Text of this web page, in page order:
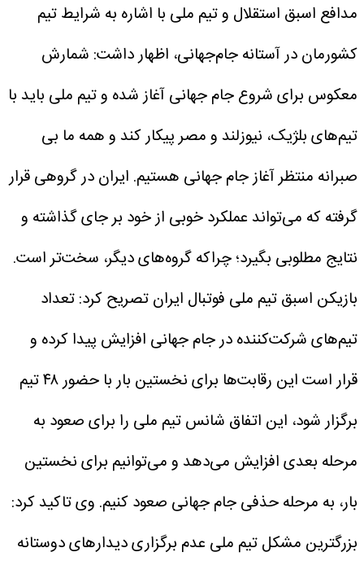
مدافع اسبق استقلال و تیم ملی با اشاره به شرایط تیم
کشورمان در آستانه جام‌جهانی، اظهار داشت: شمارش
معکوس برای شروع جام جهانی آغاز شده و تیم ملی باید با
تیم‌های بلژیک، نیوزلند و مصر پیکار کند و همه ما بی
صبرانه منتظر آغاز جام جهانی هستیم. ایران در گروهی قرار
گرفته که می‌تواند عملکرد خوبی از خود بر جای گذاشته و
نتایج مطلوبی بگیرد؛ چراکه گروه‌های دیگر، سخت‌تر است.
بازیکن اسبق تیم ملی فوتبال ایران تصریح کرد: تعداد
تیم‌های شرکت‌کننده در جام جهانی افزایش پیدا کرده و
قرار است این رقابت‌ها برای نخستین بار با حضور ۴۸ تیم
برگزار شود، این اتفاق شانس تیم ملی را برای صعود به
مرحله بعدی افزایش می‌دهد و می‌توانیم برای نخستین
بار، به مرحله حذفی جام جهانی صعود کنیم. وی تاکید کرد:
بزرگترین مشکل تیم ملی عدم برگزاری دیدارهای دوستانه